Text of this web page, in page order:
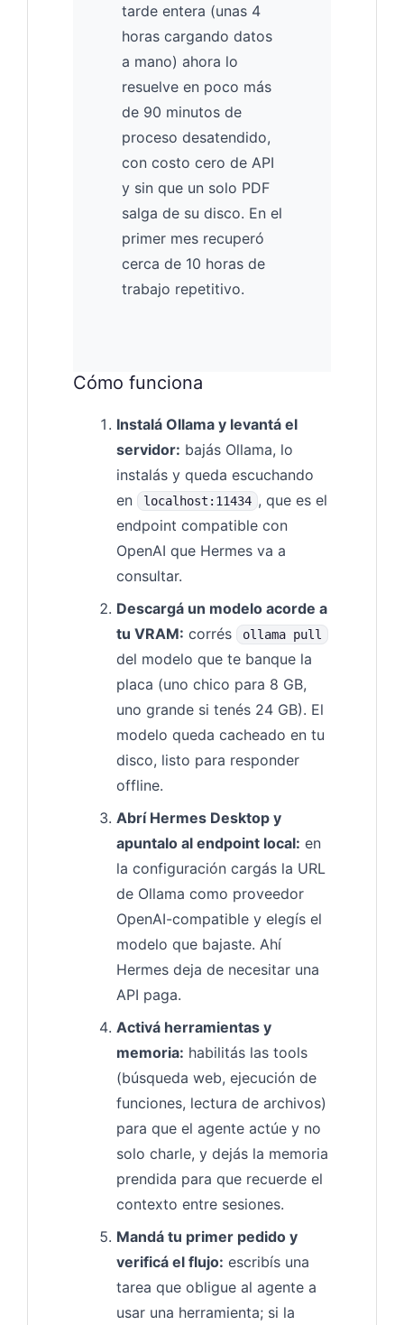
tarde entera (unas 4
horas cargando datos
a mano) ahora lo
resuelve en poco más
de 90 minutos de
proceso desatendido,
con costo cero de API
y sin que un solo PDF
salga de su disco. En el
primer mes recuperó
cerca de 10 horas de
trabajo repetitivo.
Cómo funciona
Instalá Ollama y levantá el
servidor: bajás Ollama, lo
instalás y queda escuchando
en
localhost:11434 , que es el
endpoint compatible con
OpenAI que Hermes va a
consultar.
Descargá un modelo acorde a
tu VRAM: corrés ollama pull
del modelo que te banque la
placa (uno chico para 8 GB,
uno grande si tenés 24 GB). El
modelo queda cacheado en tu
disco, listo para responder
offline.
Abrí Hermes Desktop y
apuntalo al endpoint local: en
la configuración cargás la URL
de Ollama como proveedor
OpenAI-compatible y elegís el
modelo que bajaste. Ahí
Hermes deja de necesitar una
API paga.
Activá herramientas y
memoria: habilitás las tools
(búsqueda web, ejecución de
funciones, lectura de archivos)
para que el agente actúe y no
solo charle, y dejás la memoria
prendida para que recuerde el
contexto entre sesiones.
Mandá tu primer pedido y
verificá el flujo: escribís una
tarea que obligue al agente a
usar una herramienta; si la